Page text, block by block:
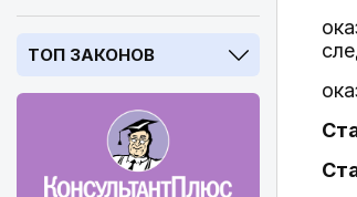
ТОП ЗАКОНОВ